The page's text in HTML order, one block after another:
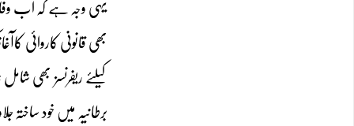
یہی وجہ ہے کہ اب
بھی قانونی کاروائی
کیلئے ریفرنسز بھی
برطانیہ میں خود